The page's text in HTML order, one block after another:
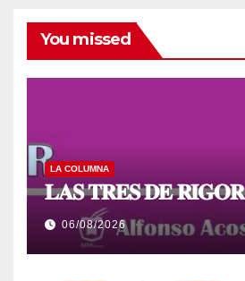
You missed
LA COLUMNA
𝐋𝐀𝐒 𝐓𝐑𝐄𝐒 𝐃𝐄 𝐑𝐈𝐆𝐎𝐑
06/08/2026